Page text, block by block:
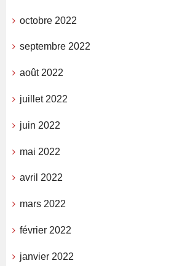
octobre 2022
septembre 2022
août 2022
juillet 2022
juin 2022
mai 2022
avril 2022
mars 2022
février 2022
janvier 2022